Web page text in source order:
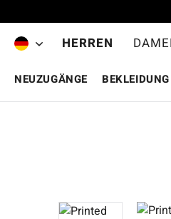
HERREN
NEUZUGÄNGE BEKLEIDUNG
Bildergalerie